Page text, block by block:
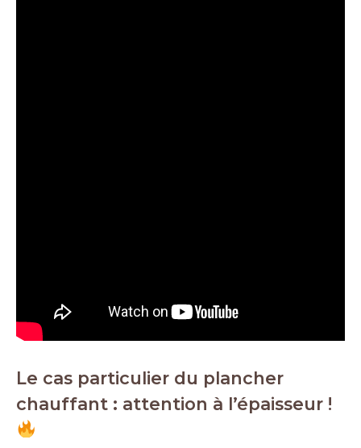
Le cas particulier du plancher
chauffant : attention à l’épaisseur !